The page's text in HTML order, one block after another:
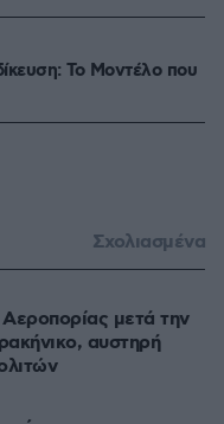
Το Mοντέλο που
Σχολιασμένα
μετά την
αυστηρή